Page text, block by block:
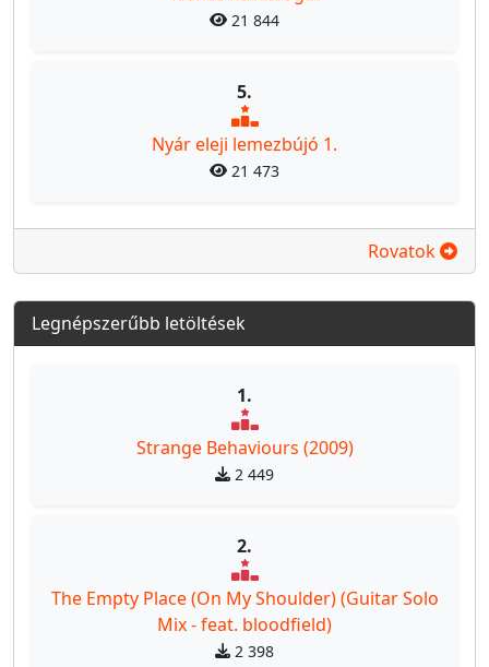
21 844
5.
Nyár eleji lemezbújó 1.
21 473
Rovatok
Legnépszerűbb letöltések
1.
Strange Behaviours (2009)
2 449
2.
The Empty Place (On My Shoulder) (Guitar Solo
Mix - feat. bloodfield)
2 398